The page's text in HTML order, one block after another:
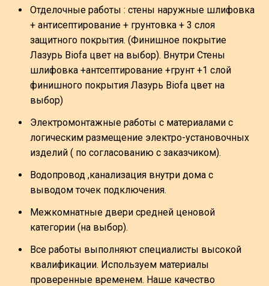
Отделочные работы : стены наружные шлифовка
+ антисептирование + грунтовка + 3 слоя
защитного покрытия. (Финишное покрытие
Лазурь Biofa цвет на выбор). Внутри Стены
шлифовка +антсептирование +грунт +1 слой
финишного покрытия Лазурь Biofa цвет на
выбор)
Электромонтажные работы с материалами с
логическим размещение электро-установочных
изделий ( по согласованию с заказчиком).
Водопровод ,канализация внутри дома с
выводом точек подключения.
Межкомнатные двери средней ценовой
категории (на выбор).
Все работы выполняют специалисты высокой
квалификации. Используем материалы
проверенные временем. Наше качество